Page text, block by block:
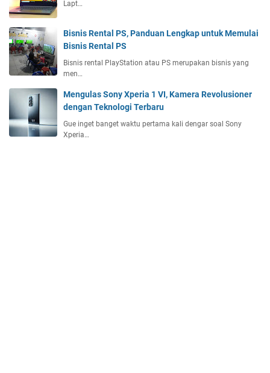
Lapt…
Bisnis Rental PS, Panduan Lengkap untuk Memulai
Bisnis Rental PS
Bisnis rental PlayStation atau PS merupakan bisnis yang
men…
Mengulas Sony Xperia 1 VI, Kamera Revolusioner
dengan Teknologi Terbaru
Gue inget banget waktu pertama kali dengar soal Sony
Xperia…